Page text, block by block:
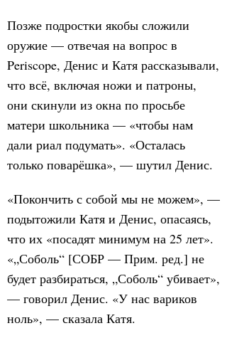
Позже подростки якобы сложили
оружие — отвечая на вопрос в
Periscope, Денис и Катя рассказывали,
что всё, включая ножи и патроны,
они скинули из окна по просьбе
матери школьника — «чтобы нам
дали риал подумать». «Осталась
только поварёшка», — шутил Денис.
«Покончить с собой мы не можем», —
подытожили Катя и Денис, опасаясь,
что их «посадят минимум на 25 лет».
«„Соболь“ [СОБР — Прим. ред.] не
будет разбираться, „Соболь“ убивает»,
— говорил Денис. «У нас вариков
ноль», — сказала Катя.